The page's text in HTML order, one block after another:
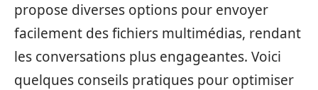
propose diverses options pour envoyer
facilement des fichiers multimédias, rendant
les conversations plus engageantes. Voici
quelques conseils pratiques pour optimiser